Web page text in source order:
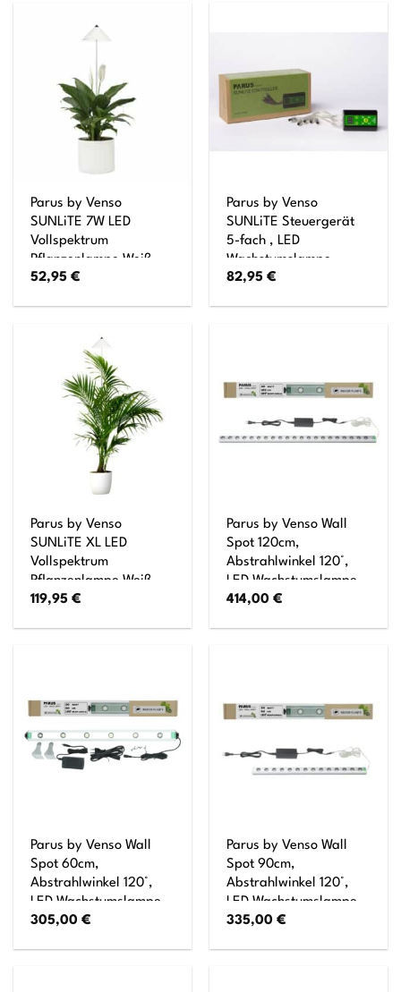
Pflanzenlampe für
Zimmerpflanzen
Zimmerpflanzen
Parus by Venso
SUNLiTE 7W LED
Vollspektrum
Pflanzenlampe Weiß,
Indoor Plants Pflanzen
Teleskopstab, Parus
Pflanzenlampe für
kleine und mittelgroße
Zimmerpflanzen
52,95€
Parus by Venso
SUNLiTE Steuergerät
5-fach , LED
Wachstumslampe,
Grow Light für
82,95€
Parus by Venso
SUNLiTE XL LED
Vollspektrum
Pflanzenlampe Weiß
25W Indoor Plants
Zimmerpflanzen
119,95€
Parus by Venso Wall
Spot 120cm,
Abstrahlwinkel 120°,
LED Wachstumslampe,
Grow Light für
414,00€
Parus by Venso Wall
Spot 60cm,
Abstrahlwinkel 120°,
LED Wachstumslampe,
Grow Light für
305,00€
Parus by Venso Wall
Spot 90cm,
Abstrahlwinkel 120°,
LED Wachstumslampe,
Grow Light für
335,00€